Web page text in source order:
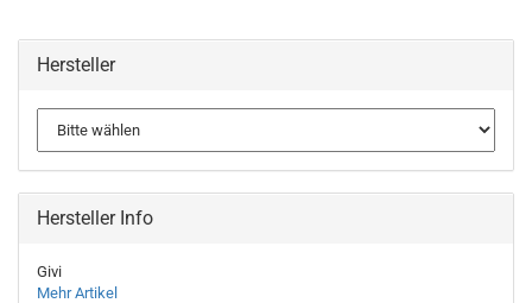
Hersteller
Hersteller Info
Givi
Mehr Artikel